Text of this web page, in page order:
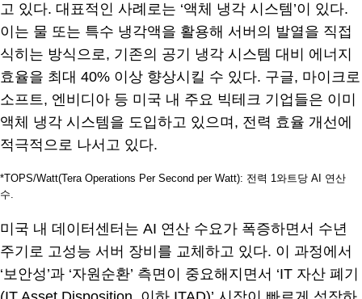
고 있다. 대표적인 사례로는 ‘액체 냉각 시스템’이 있다.
이는 물 또는 특수 냉각액을 활용해 서버의 발열을 직접
식히는 방식으로, 기존의 공기 냉각 시스템 대비 에너지
효율을 최대 40% 이상 향상시킬 수 있다. 구글, 마이크로
소프트, 엔비디아 등 미국 내 주요 빅테크 기업들은 이미
액체 냉각 시스템을 도입하고 있으며, 전력 효율 개선에
적극적으로 나서고 있다.
*TOPS/Watt(Tera Operations Per Second per Watt): 전력 1와트당 AI 연산
수.
미국 내 데이터센터는 AI 연산 수요가 폭증하면서 수년
주기로 고성능 서버 장비를 교체하고 있다. 이 과정에서
‘보안성’과 ‘자원순환’ 측면이 중요해지면서 ‘IT 자산 폐기